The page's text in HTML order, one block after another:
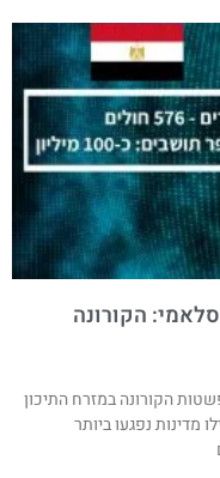
הקורונה
הקורונה במזרח התיכון
מדינות נפגעו ביותר